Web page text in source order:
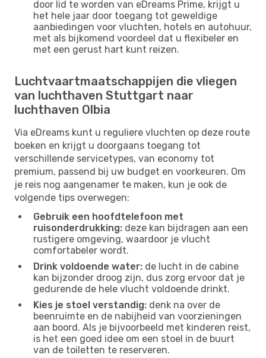
door lid te worden van eDreams Prime, krijgt u
het hele jaar door toegang tot geweldige
aanbiedingen voor vluchten, hotels en autohuur,
met als bijkomend voordeel dat u flexibeler en
met een gerust hart kunt reizen.
Luchtvaartmaatschappijen die vliegen
van luchthaven Stuttgart naar
luchthaven Olbia
Via eDreams kunt u reguliere vluchten op deze route
boeken en krijgt u doorgaans toegang tot
verschillende servicetypes, van economy tot
premium, passend bij uw budget en voorkeuren. Om
je reis nog aangenamer te maken, kun je ook de
volgende tips overwegen:
Gebruik een hoofdtelefoon met
ruisonderdrukking: deze kan bijdragen aan een
rustigere omgeving, waardoor je vlucht
comfortabeler wordt.
Drink voldoende water: de lucht in de cabine
kan bijzonder droog zijn, dus zorg ervoor dat je
gedurende de hele vlucht voldoende drinkt.
Kies je stoel verstandig: denk na over de
beenruimte en de nabijheid van voorzieningen
aan boord. Als je bijvoorbeeld met kinderen reist,
is het een goed idee om een ​​stoel in de buurt
van de toiletten te reserveren.